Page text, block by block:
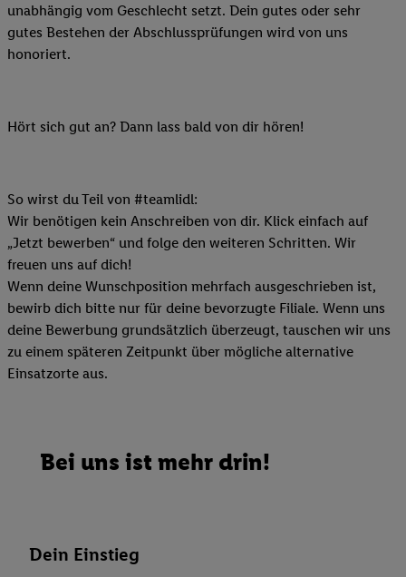
unabhängig vom Geschlecht setzt. Dein gutes oder sehr
gutes Bestehen der Abschlussprüfungen wird von uns
honoriert.
Hört sich gut an? Dann lass bald von dir hören!
So wirst du Teil von #teamlidl:
Wir benötigen kein Anschreiben von dir. Klick einfach auf
„Jetzt bewerben“ und folge den weiteren Schritten. Wir
freuen uns auf dich!
Wenn deine Wunschposition mehrfach ausgeschrieben ist,
bewirb dich bitte nur für deine bevorzugte Filiale. Wenn uns
deine Bewerbung grundsätzlich überzeugt, tauschen wir uns
zu einem späteren Zeitpunkt über mögliche alternative
Einsatzorte aus.
Bei uns ist mehr drin!
Dein Einstieg